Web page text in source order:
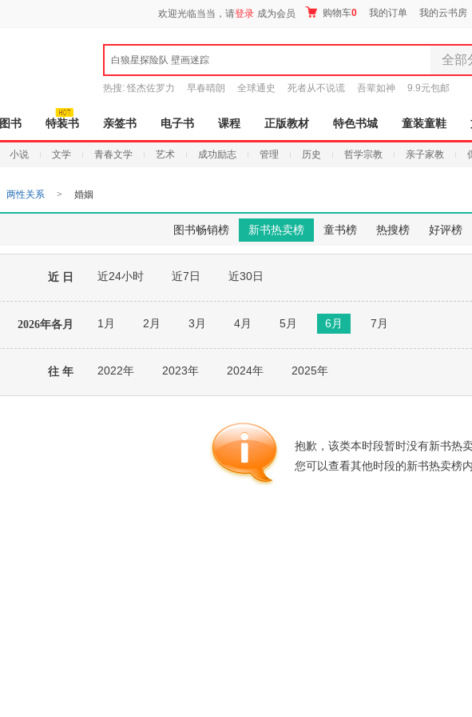
欢迎光临当当，请登录 成为会员 购物车0 我的订单 我的云书房
白狼星探险队 壁画迷踪 全部
全部分
图书
电子书
音像
玩具
孕婴
食品
手机
热搜: 怪杰佐罗力 早春晴朗 全球通史 死者从不说谎 吾辈如神 9.9元包邮
图书 特装书 亲签书 电子书 课程 正版教材 特色书城 童装童鞋
小说 文学 青春文学 艺术 成功励志 管理 历史 哲学宗教 亲子家教
两性关系 > 婚姻
图书畅销榜 新书热卖榜 童书榜 热搜榜 好评榜
近 日 近24小时 近7日 近30日
2026年各月 1月 2月 3月 4月 5月 6月 7月
往 年 2022年 2023年 2024年 2025年
抱歉，该类本时段暂时没有新书热卖
您可以查看其他时段的新书热卖榜内